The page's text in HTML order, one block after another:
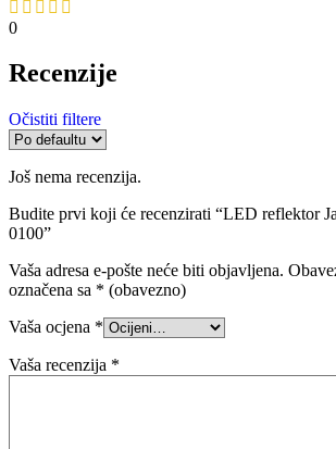
0
Recenzije
Očistiti filtere
Još nema recenzija.
Budite prvi koji će recenzirati “LED reflektor
0100”
Vaša adresa e-pošte neće biti objavljena.
označena sa * (obavezno)
Vaša ocjena *
Vaša recenzija *